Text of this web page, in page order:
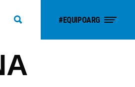
#EQUIPOARG